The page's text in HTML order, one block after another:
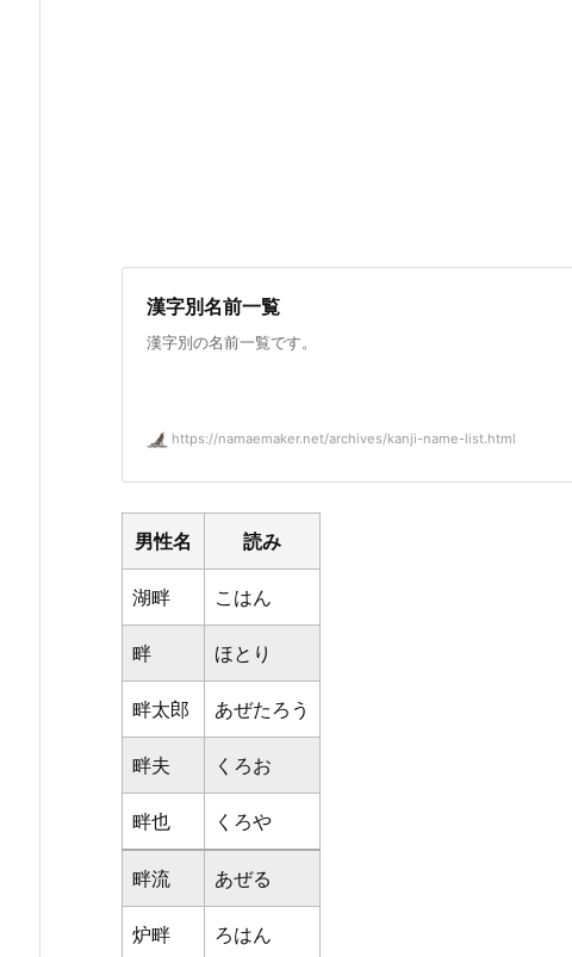
漢字別名前一覧
漢字別の名前一覧です。
https://namaemaker.net/archives/kanji-name-list.html
男性名 読み
湖畔 こはん
畔 ほとり
畔太郎 あぜたろう
畔夫 くろお
畔也 くろや
畔流 あぜる
炉畔 ろはん